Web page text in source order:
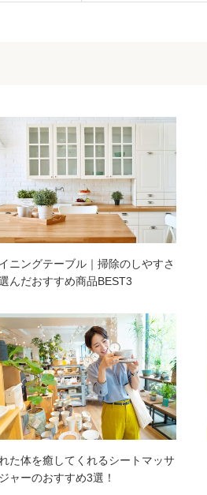
ニングテーブル｜掃除のしやすさ
んだおすすめ商品BEST3
た体を癒してくれるシートマッサ
ャーのおすすめ3選！